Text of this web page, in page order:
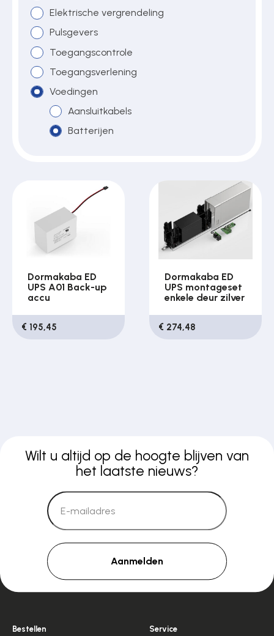
Voedingen
Over ons
Contact
Elektrische vergrendeling
Pulsgevers
Toegangscontrole
Toegangsverlening
Voedingen
Aansluitkabels
Batterijen
Dormakaba ED
UPS A01 Back-up
accu
€ 195,45
Dormakaba ED
UPS montageset
enkele deur zilver
€ 274,48
Wilt u altijd op de hoogte blijven van
het laatste nieuws?
Aanmelden
Bestellen Service